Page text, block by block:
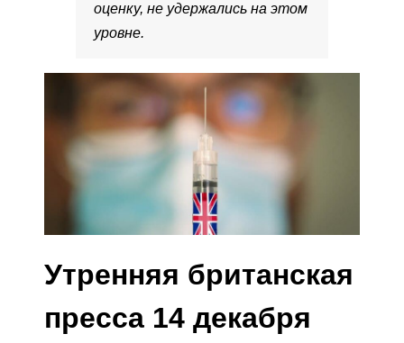
оценку, не удержались на этом
уровне.
Утренняя британская
пресса 14 декабря